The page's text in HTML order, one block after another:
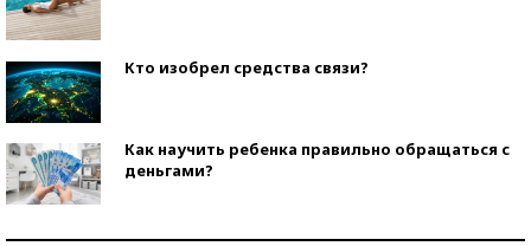
Кто изобрел средства связи?
Как научить ребенка правильно обращаться с
деньгами?